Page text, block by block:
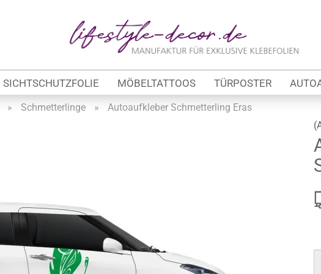
Lieferland
SICHTSCHUTZFOLIE MÖBELTATTOOS TÜRPOSTER
Gewerbe
» Schmetterlinge »
Autoaufkleber Schmetterling Eras